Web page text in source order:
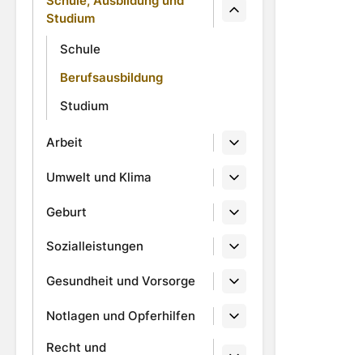
Studium
Schule
Berufsausbildung
Studium
Arbeit
Umwelt und Klima
Geburt
Sozialleistungen
Gesundheit und Vorsorge
Notlagen und Opferhilfen
Recht und